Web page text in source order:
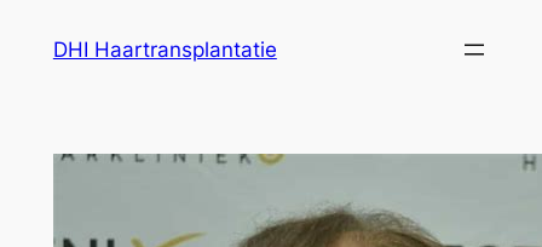
DHI Haartransplantatie